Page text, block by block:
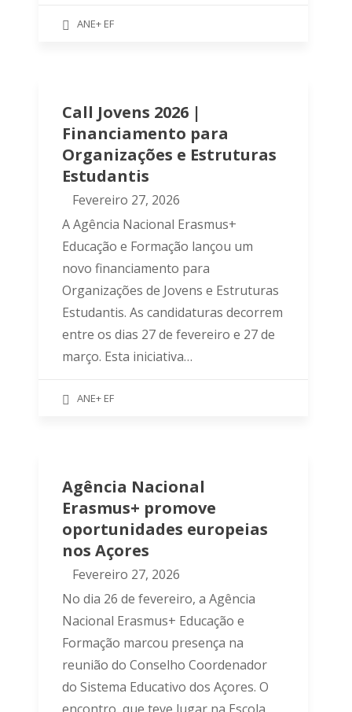
ANE+ EF
Call Jovens 2026 |
Financiamento para
Organizações e Estruturas
Estudantis
Fevereiro 27, 2026
A Agência Nacional Erasmus+
Educação e Formação lançou um
novo financiamento para
Organizações de Jovens e Estruturas
Estudantis. As candidaturas decorrem
entre os dias 27 de fevereiro e 27 de
março. Esta iniciativa…
ANE+ EF
Agência Nacional
Erasmus+ promove
oportunidades europeias
nos Açores
Fevereiro 27, 2026
No dia 26 de fevereiro, a Agência
Nacional Erasmus+ Educação e
Formação marcou presença na
reunião do Conselho Coordenador
do Sistema Educativo dos Açores. O